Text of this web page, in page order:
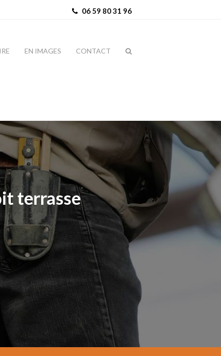
06 59 80 31 96
EN IMAGES CONTACT
terrasse